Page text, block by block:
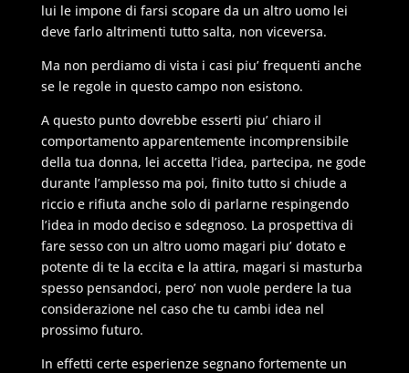
lui le impone di farsi scopare da un altro uomo lei
deve farlo altrimenti tutto salta, non viceversa.
Ma non perdiamo di vista i casi piu’ frequenti anche
se le regole in questo campo non esistono.
A questo punto dovrebbe esserti piu’ chiaro il
comportamento apparentemente incomprensibile
della tua donna, lei accetta l’idea, partecipa, ne gode
durante l’amplesso ma poi, finito tutto si chiude a
riccio e rifiuta anche solo di parlarne respingendo
l’idea in modo deciso e sdegnoso. La prospettiva di
fare sesso con un altro uomo magari piu’ dotato e
potente di te la eccita e la attira, magari si masturba
spesso pensandoci, pero’ non vuole perdere la tua
considerazione nel caso che tu cambi idea nel
prossimo futuro.
In effetti certe esperienze segnano fortemente un